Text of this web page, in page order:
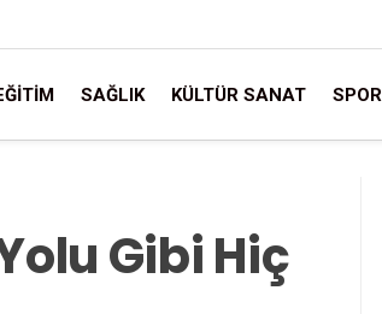
SAĞLIK KÜLTÜR SANAT SPOR
Gibi Hiç